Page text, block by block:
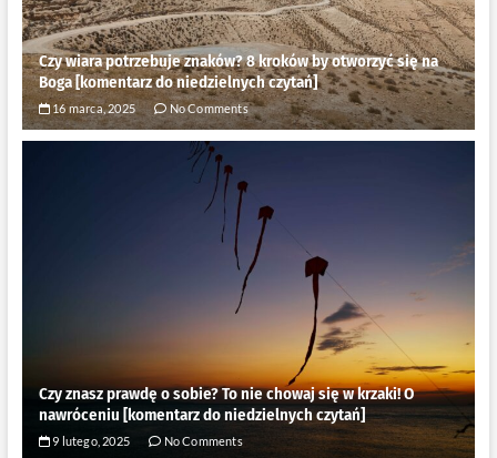
Czy wiara potrzebuje znaków? 8 kroków by otworzyć się na
Boga [komentarz do niedzielnych czytań]
16 marca, 2025 No Comments
Czy znasz prawdę o sobie? To nie chowaj się w krzaki! O
nawróceniu [komentarz do niedzielnych czytań]
9 lutego, 2025 No Comments